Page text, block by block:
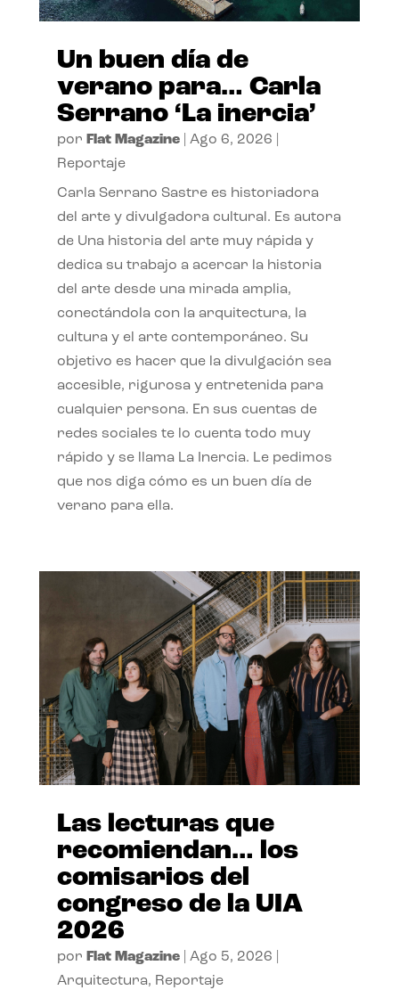
Un buen día de
verano para… Carla
Serrano ‘La inercia’
por Flat Magazine| Ago 6, 2026
Reportaje
Carla Serrano Sastre es historiadora
del arte y divulgadora cultural. Es autora
de Una historia del arte muy rápida y
dedica su trabajo a acercar la historia
del arte desde una mirada amplia,
conectándola con la arquitectura, la
cultura y el arte contemporáneo. Su
objetivo es hacer que la divulgación sea
accesible, rigurosa y entretenida para
cualquier persona. En sus cuentas de
redes sociales te lo cuenta todo muy
rápido y se llama La Inercia. Le pedimos
que nos diga cómo es un buen día de
verano para ella.
Las lecturas que
recomiendan… los
comisarios del
congreso de la UIA
2026
por Flat Magazine| Ago 5, 2026
Arquitectura, Reportaje